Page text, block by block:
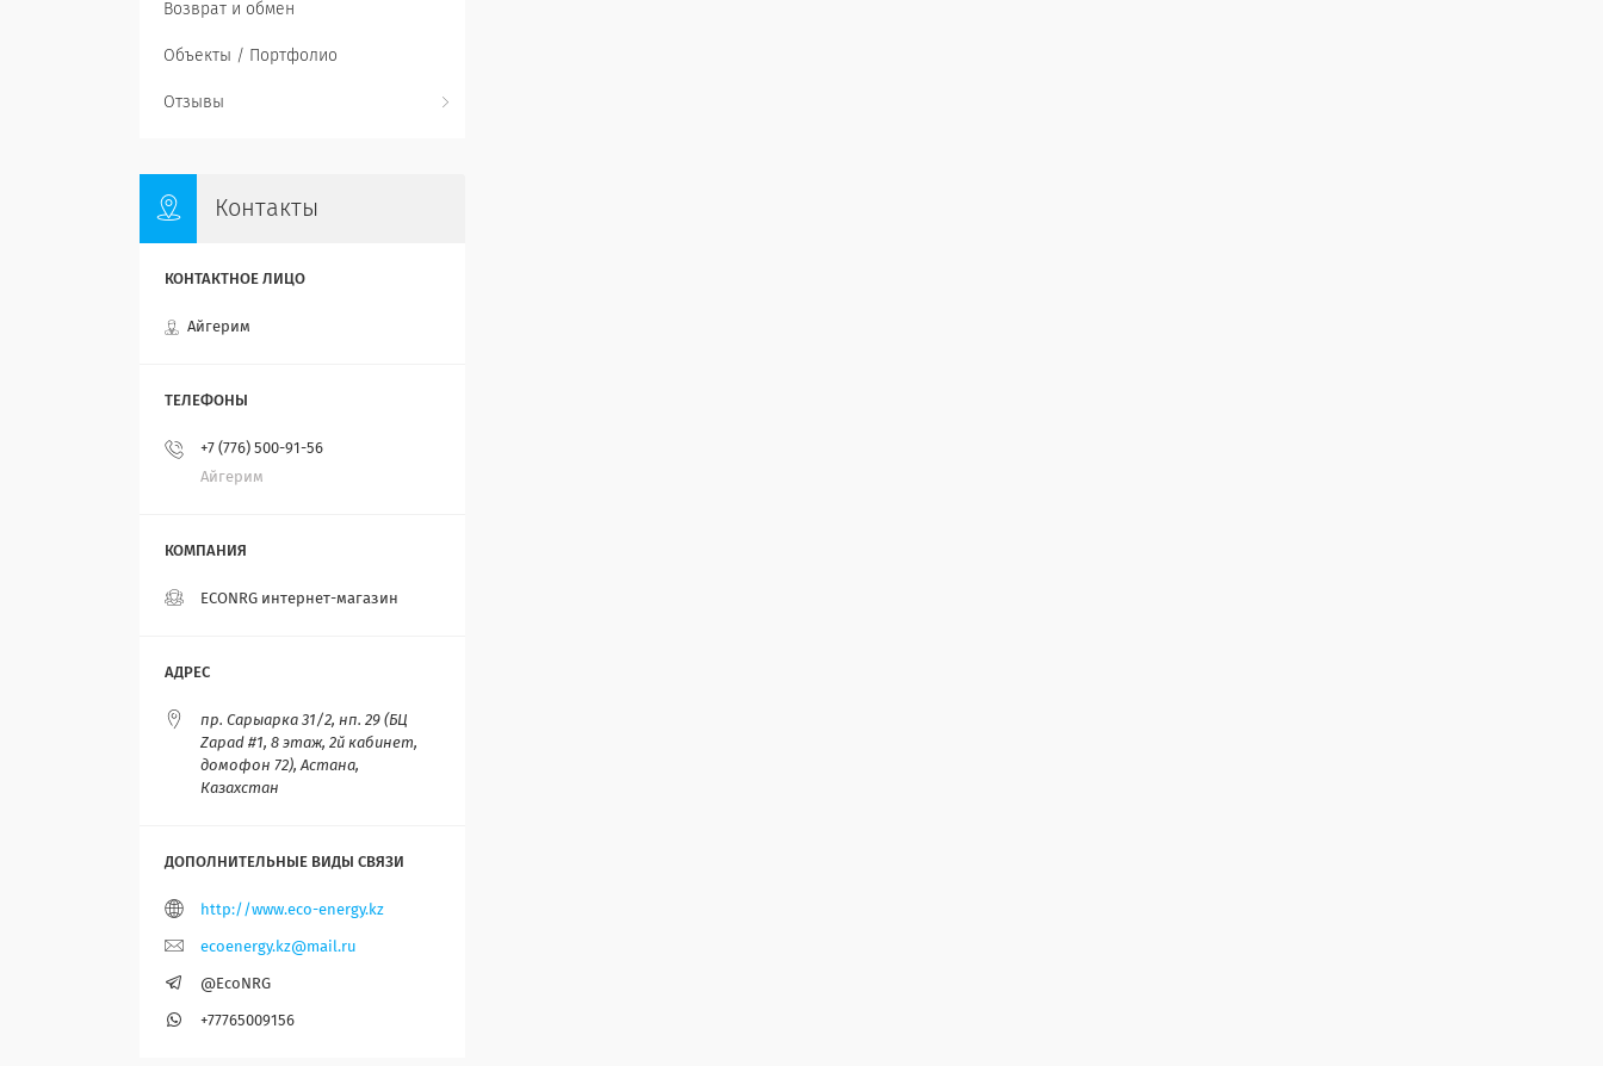
Возврат и обмен
Объекты / Портфолио
Отзывы
Контакты
Айгерим
+7 (776) 500-91-56
Айгерим
ECONRG интернет-магазин
пр. Сарыарка 31/2, нп. 29 (БЦ
Zapad #1, 8 этаж, 2й кабинет,
домофон 72), Астана,
Казахстан
http://www.eco-energy.kz
ecoenergy.kz@mail.ru
@EcoNRG
+77765009156